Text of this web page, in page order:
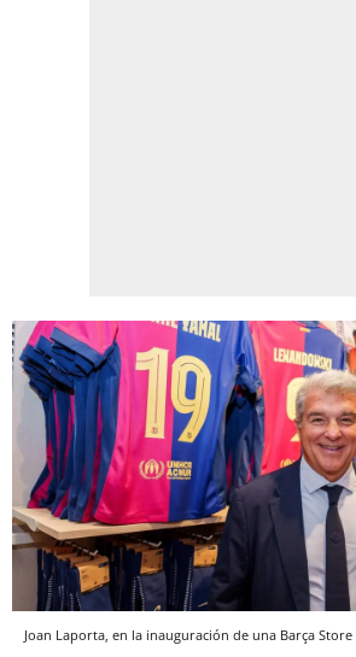
Joan Laporta, en la inauguración de una Barça